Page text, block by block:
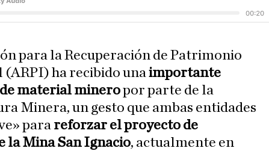
para la Recuperación de Patrimonio
ha recibido unaimportante
material mineropor parte de la
Minera, un gesto que ambas entidades
para reforzar el proyecto de
la Mina San Ignacio, actualmente en